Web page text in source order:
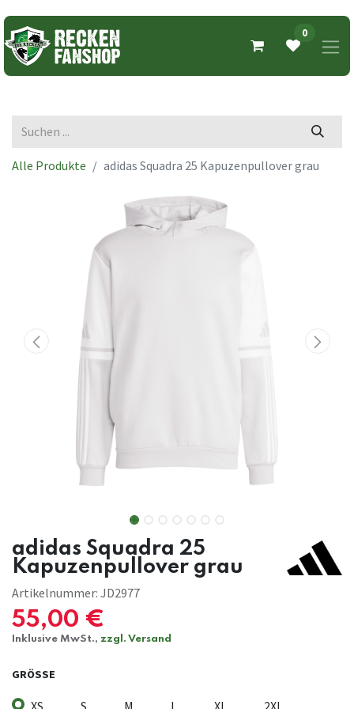
0
Alle Produkte adidas Squadra 25 Kapuzenpullover grau
adidas Squadra 25
Kapuzenpullover grau
Artikelnummer: JD2977
55,00 €
Inklusive MwSt., zzgl. Versand
GRÖSSE
XS S M L XL 2XL